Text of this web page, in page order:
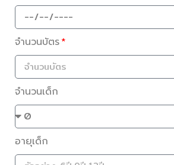
จำนวนบัตร
จำนวนเด็ก
อายุเด็ก